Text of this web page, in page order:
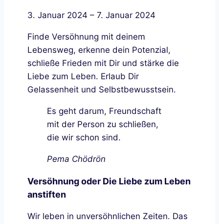
3. Januar 2024 – 7. Januar 2024
Finde Versöhnung mit deinem
Lebensweg, erkenne dein Potenzial,
schließe Frieden mit Dir und stärke die
Liebe zum Leben. Erlaub Dir
Gelassenheit und Selbstbewusstsein.
Es geht darum, Freundschaft
mit der Person zu schließen,
die wir schon sind.
Pema Chödrön
Versöhnung oder Die Liebe zum Leben
anstiften
Wir leben in unversöhnlichen Zeiten. Das